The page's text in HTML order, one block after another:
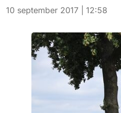
10 september 2017 | 12:58